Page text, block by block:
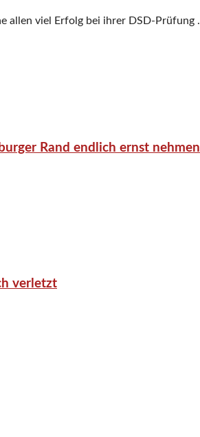
allen viel Erfolg bei ihrer DSD-Prüfung .
Rand endlich ernst nehmen
verletzt